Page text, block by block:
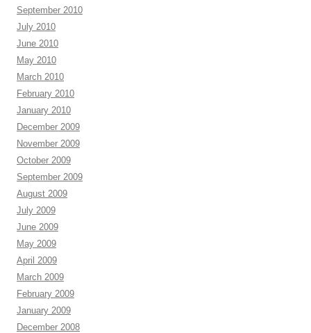
September 2010
July 2010
June 2010
May 2010
March 2010
February 2010
January 2010
December 2009
November 2009
October 2009
September 2009
August 2009
July 2009
June 2009
May 2009
April 2009
March 2009
February 2009
January 2009
December 2008